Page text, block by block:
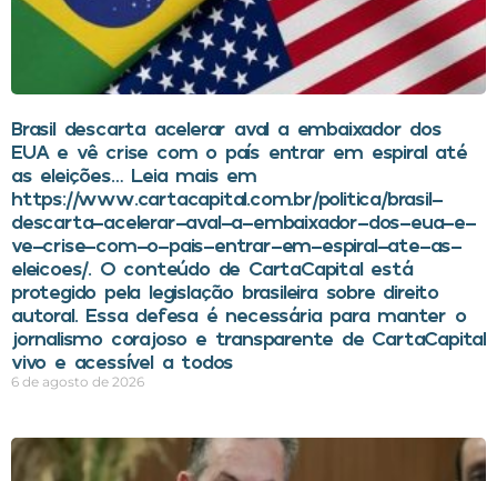
Brasil descarta acelerar aval a embaixador dos
EUA e vê crise com o país entrar em espiral até
as eleições… Leia mais em
https://www.cartacapital.com.br/politica/brasil-
descarta-acelerar-aval-a-embaixador-dos-eua-e-
ve-crise-com-o-pais-entrar-em-espiral-ate-as-
eleicoes/. O conteúdo de CartaCapital está
protegido pela legislação brasileira sobre direito
autoral. Essa defesa é necessária para manter o
jornalismo corajoso e transparente de CartaCapital
vivo e acessível a todos
6 de agosto de 2026